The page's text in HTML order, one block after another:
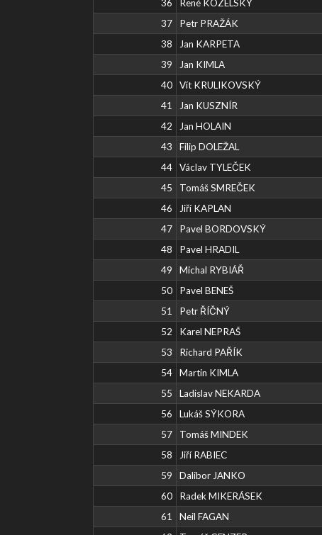
36
René KOZELSKÝ
37
Petr PRAŽÁK
38
Jan KARPETA
39
Jan KIMLA
40
Vít KRULIKOVSKÝ
41
Jan KUSZNÍR
42
Jan HOLAIN
43
Filip DOLEŽAL
44
Václav TYLEČEK
45
Tomáš SMREČEK
46
Jiří KAPLAN
47
Pavel BORDOVSKÝ
48
Pavel HRADIL
49
Michal RYBIÁŘ
50
Pavel BENEŠ
51
Petr ŘÍČNÝ
52
Karel NEPRAŠ
53
Richard PAŘÍK
54
Martin KIMLA
55
Ladislav NEKARDA
56
Lukáš SÝKORA
57
Tomáš MINDEK
58
Jiří RABIEC
59
Dalibor JANKO
60
Radek MIKERÁSEK
61
Neil FAGAN